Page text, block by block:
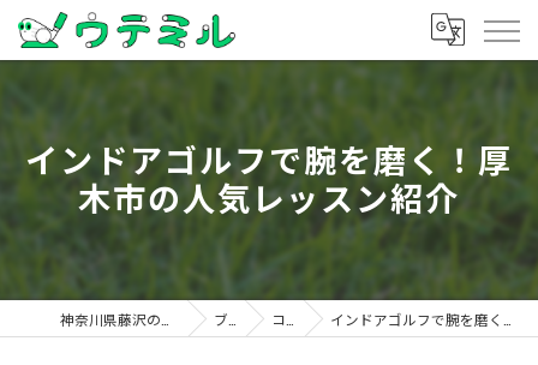
インドアゴルフで腕を磨く！厚
木市の人気レッスン紹介
ブログ コラム インドアゴルフで腕を磨く！厚木市の人気レッスン紹介